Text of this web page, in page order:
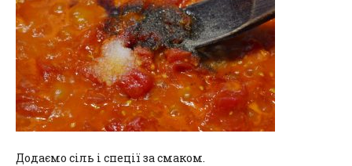
Додаємо сіль і спеції за смаком.